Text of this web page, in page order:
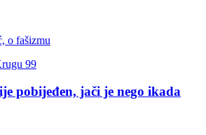
99
pobijeđen, jači je nego ikada